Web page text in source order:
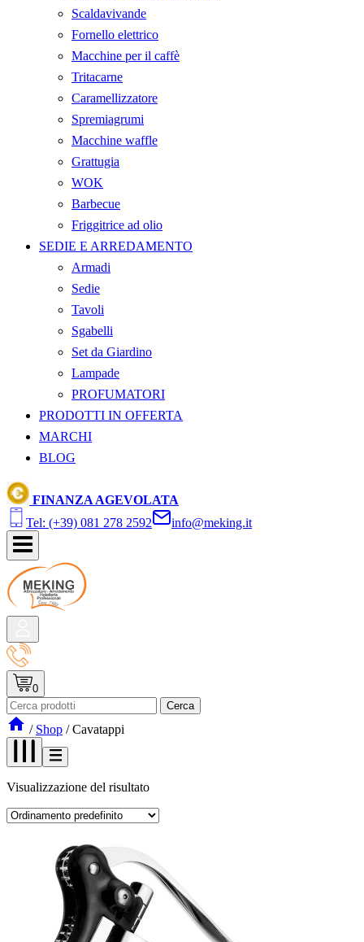
Scaldavivande
Fornello elettrico
Macchine per il caffè
Tritacarne
Caramellizzatore
Spremiagrumi
Macchine waffle
Grattugia
WOK
Barbecue
Friggitrice ad olio
SEDIE E ARREDAMENTO
Armadi
Sedie
Tavoli
Sgabelli
Set da Giardino
Lampade
PROFUMATORI
PRODOTTI IN OFFERTA
MARCHI
BLOG
FINANZA AGEVOLATA
Tel: (+39) 081 278 2592
info@meking.it
0
Search
for:
Cerca
/ Shop / Cavatappi
Visualizzazione del risultato